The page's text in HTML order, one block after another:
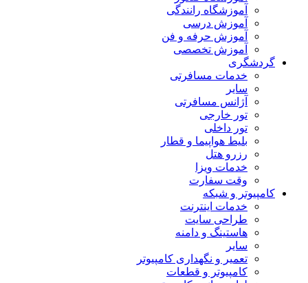
آموزشگاه رانندگی
آموزش درسی
آموزش حرفه و فن
آموزش تخصصی
گردشگری
خدمات مسافرتی
سایر
آژانس مسافرتی
تور خارجی
تور داخلی
بلیط هواپیما و قطار
رزرو هتل
خدمات ویزا
وقت سفارت
کامپیوتر و شبکه
خدمات اینترنت
طراحی سایت
هاستینگ و دامنه
سایر
تعمیر و نگهداری کامپیوتر
کامپیوتر و قطعات